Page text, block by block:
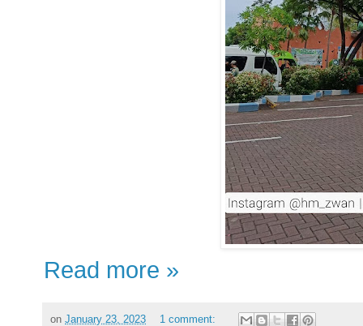
Read more »
on January 23, 2023 1 comment: